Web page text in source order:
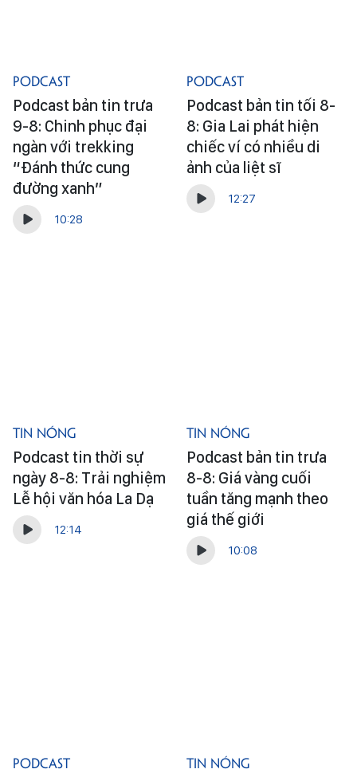
Podcast
Podcast bản tin trưa
9-8: Chinh phục đại
ngàn với trekking
“Đánh thức cung
đường xanh”
10:28
Podcast
Podcast bản tin tối 8-
8: Gia Lai phát hiện
chiếc ví có nhiều di
ảnh của liệt sĩ
12:27
Tin Nóng
Podcast tin thời sự
ngày 8-8: Trải nghiệm
Lễ hội văn hóa La Dạ
12:14
Tin Nóng
Podcast bản tin trưa
8-8: Giá vàng cuối
tuần tăng mạnh theo
giá thế giới
10:08
Podcast Tin Nóng